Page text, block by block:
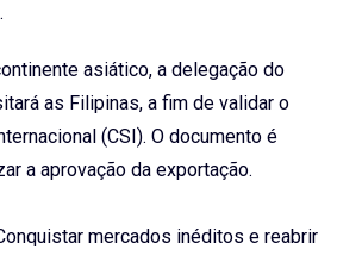
asiático, a delegação do
as Filipinas, a fim de validar o
(CSI). O documento é
a aprovação da exportação.
mercados inéditos e reabrir